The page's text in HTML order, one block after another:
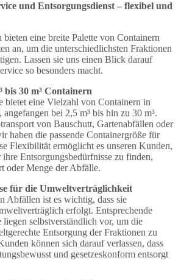
und Entsorgungsdienst – flexibel und
eine breite Palette von Containern
an, um die unterschiedlichsten Fraktionen
Lassen sie uns einen Blick darauf
so besonders macht.
bis 30 m³ Containern
bietet eine Vielzahl von Containern in
bei 2,5 m³ bis hin zu 30 m³.
von Bauschutt, Gartenabfällen oder
haben die passende Containergröße für
Flexibilität ermöglicht es unseren Kunden,
Entsorgungsbedürfnisse zu finden,
oder Menge der Abfälle.
für die Umweltverträglichkeit
Abfällen ist es wichtig, dass sie
erfolgt. Entsprechende
liegen selbstverständlich vor, um die
Entsorgung der Fraktionen zu
können sich darauf verlassen, dass
und gesetzeskonform entsorgt